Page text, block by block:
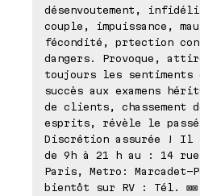
désenvoutement,
couple, impuissance,
fécondité, prtection
dangers. Provoque,
toujours les
succès aux examens
de clients, chassement
esprits, révèle le passé
Discrétion assurée ! Il
de 9h à 21 h au : 14 rue
Paris, Metro: Marcadet-
bientôt sur RV : Tél. ⊠⊠